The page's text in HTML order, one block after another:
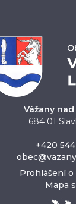
Vážany
684 01
+420
Prohlášení
Mapa